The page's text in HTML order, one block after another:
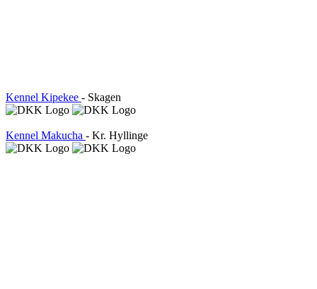
Kennel Kipekee - Skagen
Kennel Makucha - Kr. Hyllinge